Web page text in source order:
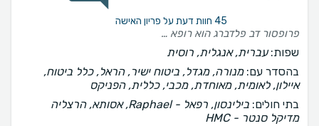
45 חוות דעת על פריון האישה
פרופסור דב פלדברג הוא רופא מעולה, תומך, נותן יחס אישי ומלווה בצורה מקצועית את כל שלבי ההיריון באופן אישי לנו עזר גם בטיפולי פוריות, נקלטנו תוך סבב אחד עם היריון ממליצה בחום בחום!!!
שפות:עברית, אנגלית, רוסית
בהסדר עם:מנורה, מגדל, ביטוח ישיר, הראל, כלל ביטוח,
איילון, לאומית, מאוחדת, מכבי, כללית, הפניקס
בתי חולים:
בילינסון, רפאל - Raphael, אסותא, הרצליה
מדיקל סנטר - HMC